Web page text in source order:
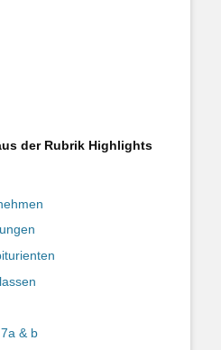
der Rubrik Highlights
& b